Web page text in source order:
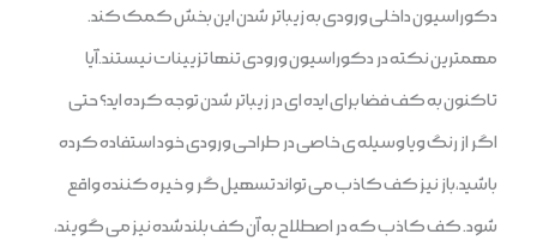
دکوراسیون داخلی ورودی به زیباتر شدن این بخش کمک کند.
مهمترین نکته در دکوراسیون ورودی تنها تزیینات نیستند.آیا
تاکنون به کف فضا برای ایده ای در زیباتر شدن توجه کرده اید؟ حتی
اگر از رنگ ویا وسیله ی خاصی در طراحی ورودی خود استفاده کرده
باشید،باز نیز کف کاذب می تواند تسهیل گر و خیره کننده واقع
شود. کف کاذب که در اصطلاح به آن کف بلند شده نیز می گویند،